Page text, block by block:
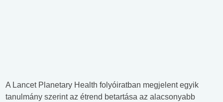
A Lancet Planetary Health folyóiratban megjelent egyik
tanulmány szerint az étrend betartása az alacsonyabb